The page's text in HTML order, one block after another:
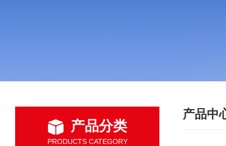
产品分类
PRODUCTS CATEGORY
产品中